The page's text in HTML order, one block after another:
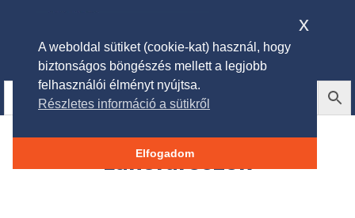
Láncfűrészek
A weboldal sütiket (cookie-kat) használ, hogy
biztonságos böngészés mellett a legjobb
felhasználói élményt nyújtsa.
Részletes információ a sütikről
Elfogadom
x